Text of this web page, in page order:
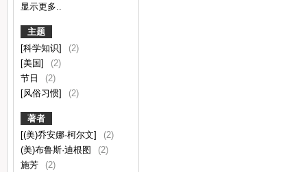
显示更多..
主题
[科学知识]
(2)
[美国]
(2)
节日
(2)
[风俗习惯]
(2)
著者
[(美)乔安娜·柯尔文]
(2)
(美)布鲁斯·迪根图
(2)
施芳
(2)